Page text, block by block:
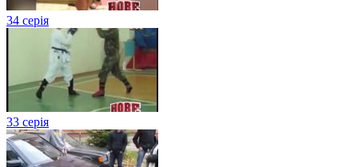
34 серія
33 серія